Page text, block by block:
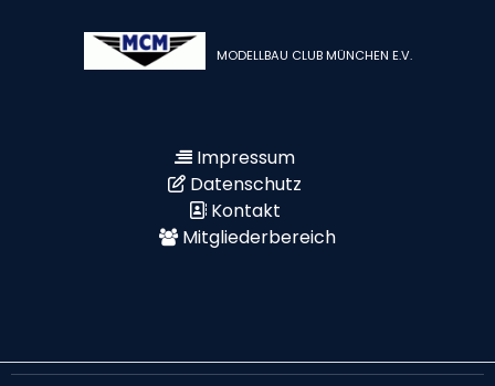
MODELLBAU CLUB MÜNCHEN E.V.
Impressum
Datenschutz
Kontakt
Mitgliederbereich